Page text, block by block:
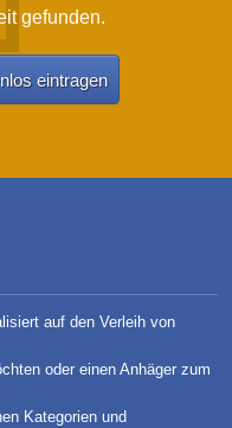
gefunden.
eintragen
auf den Verleih von
oder einen Anhäger zum
Kategorien und